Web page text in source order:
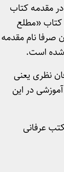
در مقدمه کتاب
«مطلع
نام مقدمه
شده است.
نظری یعنی
در این
عرفانی